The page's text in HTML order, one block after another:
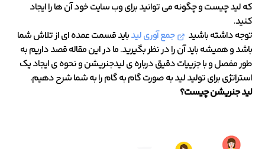
که لید چیست و چگونه می توانید برای وب سایت خود آن ها را ایجاد
کنید.
توجه داشته باشید
جمع آوری لیدباید قسمت عمده ای از تلاش شما
باشد و همیشه باید آن را در نظر بگیرید. ما در این مقاله قصد داریم به
طور مفصل و با جزییات دقیق درباره ی لیدجنریشن و نحوه ی ایجاد یک
استراتژی برای تولید لید به صورت گام به گام را به شما شرح دهیم.
لید جنریشن چیست؟